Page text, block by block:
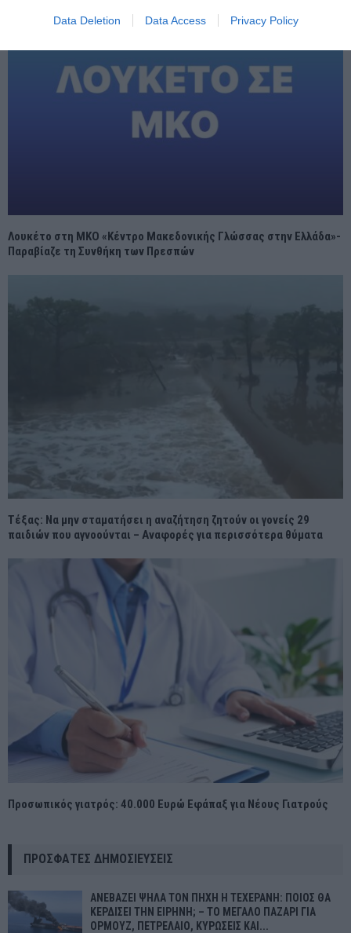
Data Deletion Data Access Privacy Policy
Λουκέτο στη ΜΚΟ «Κέντρο Μακεδονικής Γλώσσας στην Ελλάδα»-
Παραβίαζε τη Συνθήκη των Πρεσπών
Τέξας: Να μην σταματήσει η αναζήτηση ζητούν οι γονείς 29
παιδιών που αγνοούνται – Αναφορές για περισσότερα θύματα
Προσωπικός γιατρός: 40.000 Ευρώ Εφάπαξ για Νέους Γιατρούς
ΠΡΌΣΦΑΤΕΣ ΔΗΜΟΣΙΕΎΣΕΙΣ
ΑΝΕΒΑΖΕΙ ΨΗΛΑ ΤΟΝ ΠΗΧΗ Η ΤΕΧΕΡΑΝΗ: ΠΟΙΟΣ ΘΑ
ΚΕΡΔΙΣΕΙ ΤΗΝ ΕΙΡΗΝΗ; – ΤΟ ΜΕΓΑΛΟ ΠΑΖΑΡΙ ΓΙΑ
ΟΡΜΟΥΖ, ΠΕΤΡΕΛΑΙΟ, ΚΥΡΩΣΕΙΣ ΚΑΙ...